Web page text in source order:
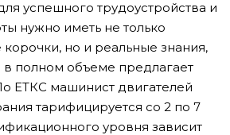
успешного трудоустройства и
нужно иметь не только
но и реальные знания,
в полном объеме предлагает
ЕТКС машинист двигателей
тарифицируется со 2 по 7
уровня зависит